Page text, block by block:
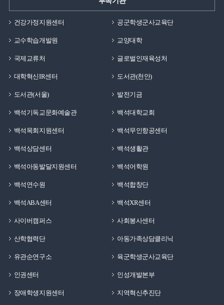
건강가정지원센터 공군학생군사교육단
교수학습개발원 교양대학
국제교류처 글로벌인재육성처
대학혁신IR센터 도서관(천안)
도서관(서울) 발전기금
백석기독교문화예술관 백석대학교회
백석목회지원센터 백석무인항공센터
백석상담센터 백석생활관
백석아동발달지원센터 백석어학원
백석연수원 백석합창단
백석ABA센터 백석XR센터
사이버캠퍼스 사회봉사센터
산학협력단 아동가족상담클리닉
유관순연구소 육군학생군사교육단
인권센터 인성개발본부
장애학생지원센터 지역혁신추진단